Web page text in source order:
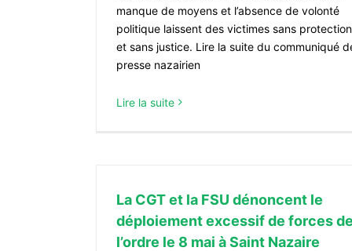
manque de moyens et l’absence de volonté
politique laissent des victimes sans protection
et sans justice. Lire la suite du communiqué
presse nazairien
Lire la suite
La CGT et la FSU dénoncent le
déploiement excessif de forces de
l’ordre le 8 mai à Saint Nazaire